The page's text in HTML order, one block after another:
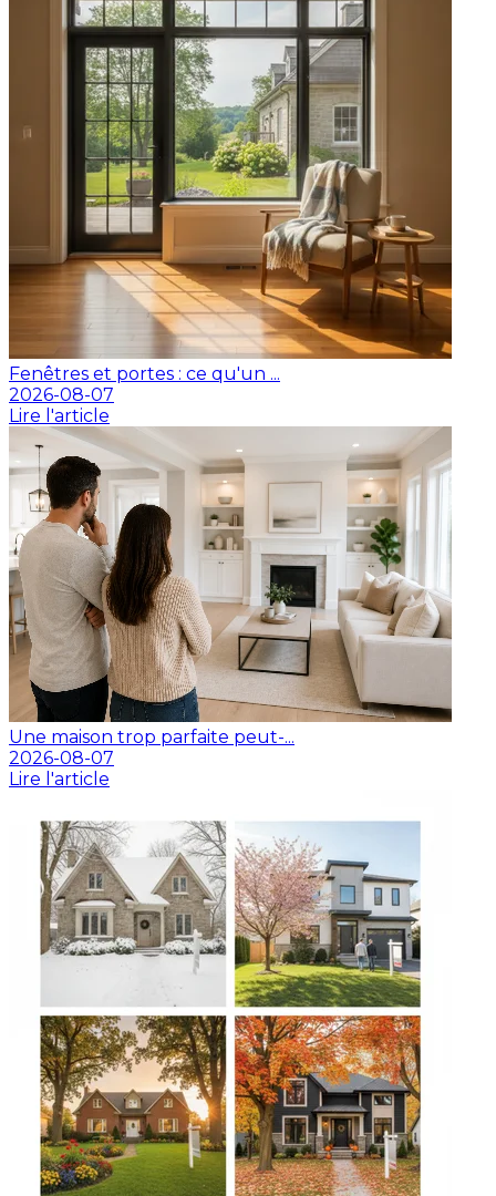
Fenêtres et portes : ce qu'un ...
2026-08-07
Lire l'article
Une maison trop parfaite peut-...
2026-08-07
Lire l'article